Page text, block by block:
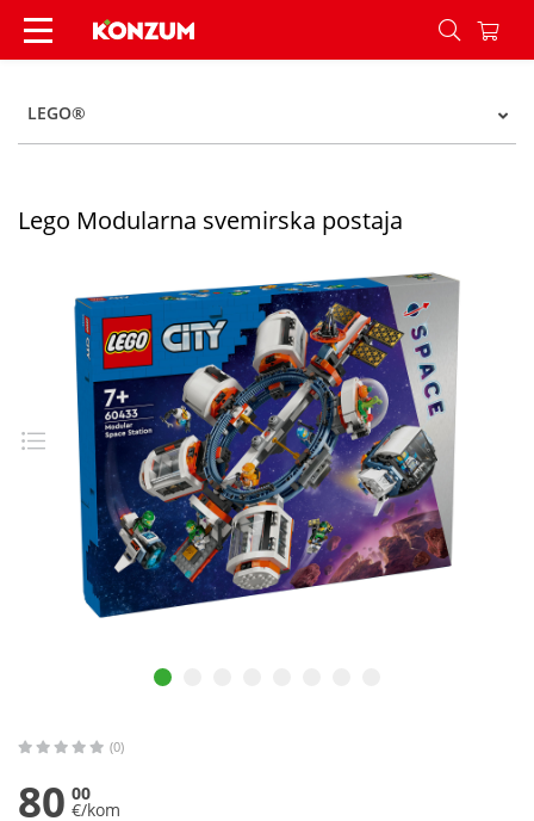
Lego Modularna svemirska postaja - Konzum
LEGO®
Lego Modularna svemirska postaja
(0)
80 00
€/kom